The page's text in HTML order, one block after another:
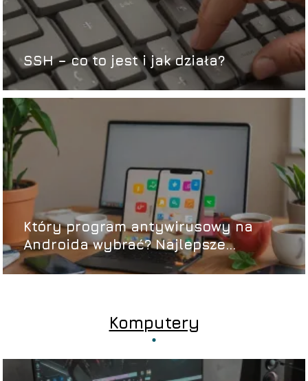
SSH – co to jest i jak działa?
Który program antywirusowy na
Androida wybrać? Najlepsze
możliwości
Komputery